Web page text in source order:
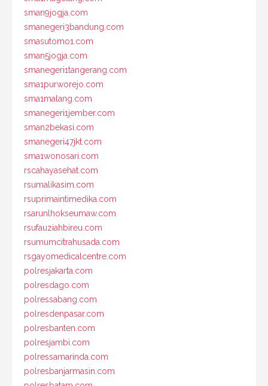
sman9jogja.com
smanegeri3bandung.com
smasutomo1.com
sman5jogja.com
smanegeri1tangerang.com
sma1purworejo.com
sma1malang.com
smanegeri1jember.com
sman2bekasi.com
smanegeri47jkt.com
sma1wonosari.com
rscahayasehat.com
rsumalikasim.com
rsuprimaintimedika.com
rsarunlhokseumaw.com
rsufauziahbireu.com
rsumumcitrahusada.com
rsgayomedicalcentre.com
polresjakarta.com
polresdago.com
polressabang.com
polresdenpasar.com
polresbanten.com
polresjambi.com
polressamarinda.com
polresbanjarmasin.com